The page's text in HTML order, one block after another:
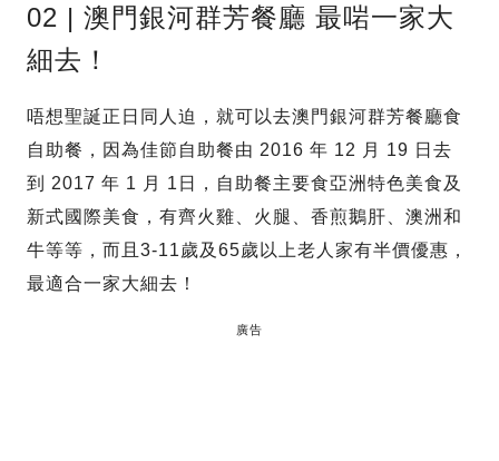
02 | 澳門銀河群芳餐廳 最啱一家大
細去！
唔想聖誕正日同人迫，就可以去澳門銀河群芳餐廳食
自助餐，因為佳節自助餐由 2016 年 12 月 19 日去
到 2017 年 1 月 1日，自助餐主要食亞洲特色美食及
新式國際美食，有齊火雞、火腿、香煎鵝肝、澳洲和
牛等等，而且3-11歲及65歲以上老人家有半價優惠，
最適合一家大細去！
廣告